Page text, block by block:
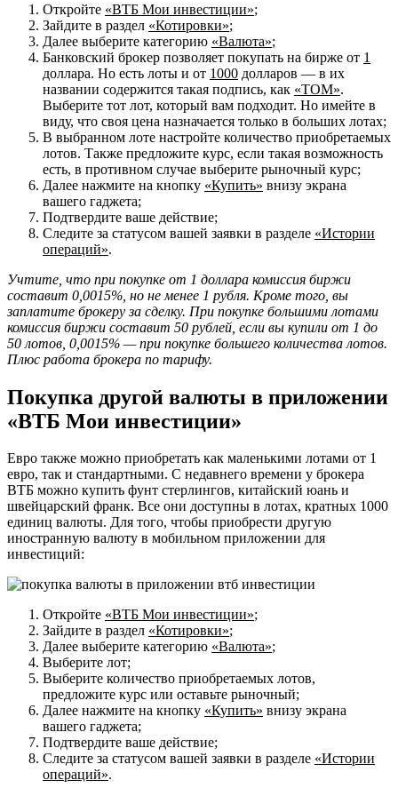
Откройте «ВТБ Мои инвестиции»;
Зайдите в раздел «Котировки»;
Далее выберите категорию «Валюта»;
Банковский брокер позволяет покупать на бирже от 1
доллара. Но есть лоты и от 1000 долларов — в их
названии содержится такая подпись, как «TOM».
Выберите тот лот, который вам подходит. Но имейте в
виду, что своя цена назначается только в больших лотах;
В выбранном лоте настройте количество приобретаемых
лотов. Также предложите курс, если такая возможность
есть, в противном случае выберите рыночный курс;
Далее нажмите на кнопку «Купить» внизу экрана
вашего гаджета;
Подтвердите ваше действие;
Следите за статусом вашей заявки в разделе «Истории
операций».
Учтите, что при покупке от 1 доллара комиссия биржи
составит 0,0015%, но не менее 1 рубля. Кроме того, вы
заплатите брокеру за сделку. При покупке большими лотами
комиссия биржи составит 50 рублей, если вы купили от 1 до
50 лотов, 0,0015% — при покупке большего количества лотов.
Плюс работа брокера по тарифу.
Покупка другой валюты в приложении
«ВТБ Мои инвестиции»
Евро также можно приобретать как маленькими лотами от 1
евро, так и стандартными. С недавнего времени у брокера
ВТБ можно купить фунт стерлингов, китайский юань и
швейцарский франк. Все они доступны в лотах, кратных 1000
единиц валюты. Для того, чтобы приобрести другую
иностранную валюту в мобильном приложении для
инвестиций:
Откройте «ВТБ Мои инвестиции»;
Зайдите в раздел «Котировки»;
Далее выберите категорию «Валюта»;
Выберите лот;
Выберите количество приобретаемых лотов,
предложите курс или оставьте рыночный;
Далее нажмите на кнопку «Купить» внизу экрана
вашего гаджета;
Подтвердите ваше действие;
Следите за статусом вашей заявки в разделе «Истории
операций».